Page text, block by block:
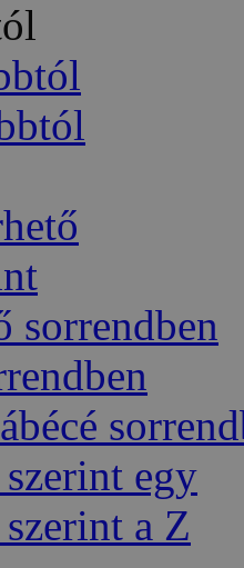
sorrendben
egy
a Z